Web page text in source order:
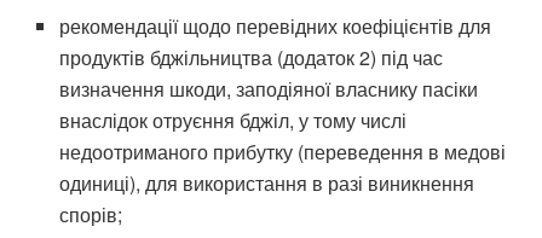
рекомендації щодо перевідних коефіцієнтів для
продуктів бджільництва (додаток 2) під час
визначення шкоди, заподіяної власнику пасіки
внаслідок отруєння бджіл, у тому числі
недоотриманого прибутку (переведення в медові
одиниці), для використання в разі виникнення
спорів;